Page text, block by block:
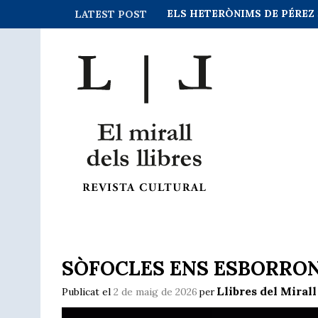
LATEST POST ELS HETERÒNIMS DE
SÒFOCLES ENS
Publicat el 2 de maig de 2026 perLlibres del Mirall